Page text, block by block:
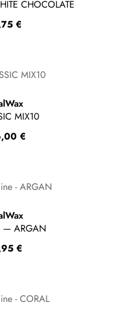
CHOCOLATE
€
MIX10
€
— ARGAN
€